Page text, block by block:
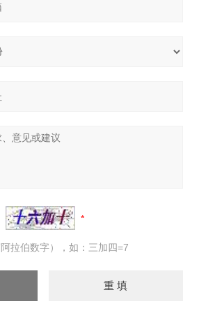
拉伯数字），如：三加四=7